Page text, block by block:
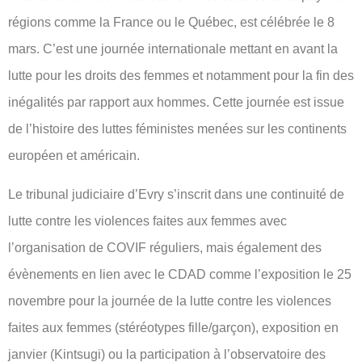
régions comme la France ou le Québec, est célébrée le 8
mars. C’est une journée internationale mettant en avant la
lutte pour les droits des femmes et notamment pour la fin des
inégalités par rapport aux hommes. Cette journée est issue
de l’histoire des luttes féministes menées sur les continents
européen et américain.
Le tribunal judiciaire d’Evry s’inscrit dans une continuité de
lutte contre les violences faites aux femmes avec
l’organisation de COVIF réguliers, mais également des
évènements en lien avec le CDAD comme l’exposition le 25
novembre pour la journée de la lutte contre les violences
faites aux femmes (stéréotypes fille/garçon), exposition en
janvier (Kintsugi) ou la participation à l’observatoire des